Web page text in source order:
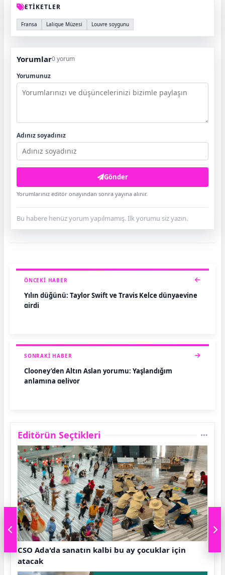
ETİKETLER
Fransa Lalique Müzesi Louvre soygunu
Yorumlar0 yorum
Yorumunuz
Adınız soyadınız
Gönder
Yorumlarınız editör onayından sonra yayına alınır.
Bu habere henüz yorum yapılmamış. İlk yorumu siz yazın.
ÖNCEKI HABER
Yılın düğünü: Taylor Swift ve Travis Kelce dünyaevine
girdi
SONRAKI HABER
Clooney’den Altın Aslan yorumu: Yaşlandığım
anlamına geliyor
Editörün Seçtikleri
CSO Ada'da sanatın kalbi bu ay çocuklar için
atacak